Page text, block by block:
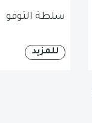
سلطة التوفو
للمزيد